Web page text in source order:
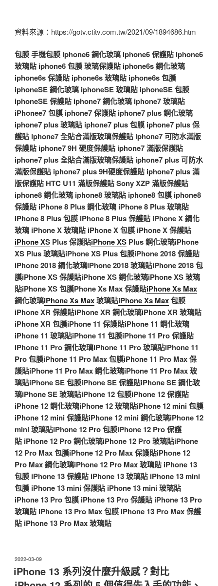
資料來源：https://gotv.ctitv.com.tw/2021/09/1894686.htm
包膜手機包膜 iphone6 鋼化玻璃 iphone6 保護貼 iphone6
玻璃貼 iphone6 包膜玻璃保護貼 iphone6s 鋼化玻璃
iphone6s 保護貼 iphone6s 玻璃貼 iphone6s 包膜
iphoneSE 鋼化玻璃 iphoneSE 玻璃貼 iphoneSE 包膜
iphoneSE 保護貼 iphone7 鋼化玻璃 iphone7 玻璃貼
iPhonee7 包膜 iphone7 保護貼 iphone7 plus 鋼化玻璃
iphone7 plus 玻璃貼 iphone7 plus 包膜 iphone7 plus 保
護貼 iphone7 全貼合滿版玻璃保護貼 iphone7 可防水滿版
保護貼 iphone7 9H 硬度保護貼 iphone7 滿版保護貼
iphone7 plus 全貼合滿版玻璃保護貼 iphone7 plus 可防水
滿版保護貼 iphone7 plus 9H硬度保護貼 iphone7 plus 滿
版保護貼 HTC U11 滿版保護貼Sony XZP 滿版保護貼
iphone8 鋼化玻璃 iphone8 玻璃貼 iphone8 包膜 iphone8
保護貼 iPhone 8 Plus 鋼化玻璃 iPhone 8 Plus 玻璃貼
iPhone 8 Plus 包膜 iPhone 8 Plus 保護貼 iPhone X 鋼化
玻璃 iPhone X 玻璃貼 iPhone X 包膜 iPhone X 保護貼
iPhone XS Plus 保護貼iPhone XS Plus 鋼化玻璃iPhone
XS Plus 玻璃貼iPhone XS Plus 包膜iPhone 2018 保護貼
iPhone 2018 鋼化玻璃iPhone 2018 玻璃貼iPhone 2018 包
膜iPhone XS 保護貼iPhone XS 鋼化玻璃iPhone XS 玻璃
貼iPhone XS 包膜Phone Xs Max 保護貼iPhone Xs Max
鋼化玻璃iPhone Xs Max玻璃貼iPhone Xs Max包膜
iPhone XR 保護貼iPhone XR 鋼化玻璃iPhone XR 玻璃貼
iPhone XR 包膜iPhone 11 保護貼iPhone 11 鋼化玻璃
iPhone 11 玻璃貼iPhone 11 包膜iPhone 11 Pro 保護貼
iPhone 11 Pro 鋼化玻璃iPhone 11 Pro 玻璃貼iPhone 11
Pro 包膜iPhone 11 Pro Max 包膜iPhone 11 Pro Max 保
護貼iPhone 11 Pro Max 鋼化玻璃iPhone 11 Pro Max 玻
璃貼iPhone SE 包膜iPhone SE 保護貼iPhone SE 鋼化玻
璃iPhone SE 玻璃貼iPhone 12 包膜iPhone 12 保護貼
iPhone 12 鋼化玻璃iPhone 12 玻璃貼iPhone 12 mini 包膜
iPhone 12 mini 保護貼iPhone 12 mini 鋼化玻璃iPhone 12
mini 玻璃貼iPhone 12 Pro 包膜iPhone 12 Pro 保護
貼 iPhone 12 Pro 鋼化玻璃iPhone 12 Pro 玻璃貼iPhone
12 Pro Max 包膜iPhone 12 Pro Max 保護貼iPhone 12
Pro Max 鋼化玻璃iPhone 12 Pro Max 玻璃貼 iPhone 13
包膜 iPhone 13 保護貼 iPhone 13 玻璃貼 iPhone 13 mini
包膜 iPhone 13 mini 保護貼 iPhone 13 mini 玻璃貼
iPhone 13 Pro 包膜 iPhone 13 Pro 保護貼 iPhone 13 Pro
玻璃貼 iPhone 13 Pro Max 包膜 iPhone 13 Pro Max 保護
貼 iPhone 13 Pro Max 玻璃貼
發
佈
於
2022-03-09
iPhone 13 系列沒什麼升級感？對比